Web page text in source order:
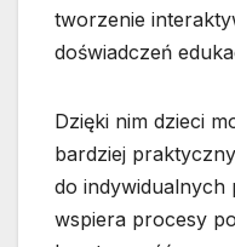
tworzenie
doświadczeń
Dzięki nim dzieci
bardziej
do indywidualnych
wspiera procesy